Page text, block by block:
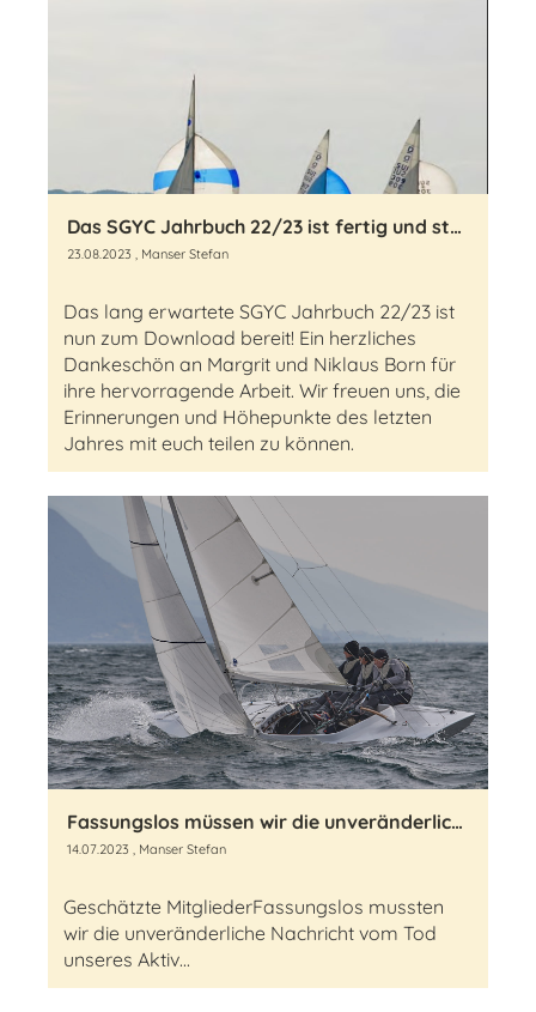
Das SGYC Jahrbuch 22/23 ist fertig und steht zum Download bereit
23.08.2023 , Manser Stefan
Das lang erwartete SGYC Jahrbuch 22/23 ist
nun zum Download bereit! Ein herzliches
Dankeschön an Margrit und Niklaus Born für
ihre hervorragende Arbeit. Wir freuen uns, die
Erinnerungen und Höhepunkte des letzten
Jahres mit euch teilen zu können.
Fassungslos müssen wir die unveränderliche Nachricht vom Tod unseres Aktivmitglieds Ralph Müntener (11.02.1977-06.07.2023) entgegennehmen!
14.07.2023 , Manser Stefan
Geschätzte MitgliederFassungslos mussten
wir die unveränderliche Nachricht vom Tod
unseres Aktiv...